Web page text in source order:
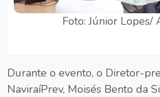
Foto: Júnior Lopes/
Durante o evento, o Diretor-
NaviraíPrev, Moisés Bento da